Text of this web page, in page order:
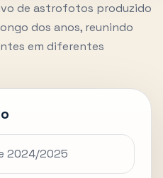
de astrofotos produzido
dos anos, reunindo
em diferentes
2024/2025